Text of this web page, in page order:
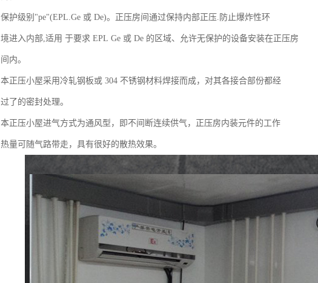
保护级别"pe"(EPL.Ge 或 De)。正压房间通过保持内部正压.防止爆炸性环
境进入内部,适用 于要求 EPL Ge 或 De 的区域、允许无保护的设备安装在正压房
间内。
本正压小屋采用冷轧钢板或 304 不锈钢材料焊接而成，对其各接合部份都经
过了的密封处理。
本正压小屋进气方式为通风型，即不间断连续供气，正压房内装元件的工作
热量可随气路带走，具有很好的散热效果。